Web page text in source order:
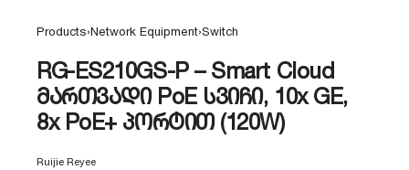
Products›Network Equipment›Switch
RG-ES210GS-P – Smart Cloud
მართვადი PoE სვიჩი, 10x GE,
8x PoE+ პორტით (120W)
Ruijie Reyee